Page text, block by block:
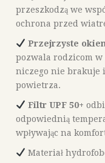
przeszkodzą we
ochrona przed
Przejrzyste
pozwala rodzicom
niczego nie brakuje
powietrza.
Filtr UPF 50+
odpowiednią
wpływając na
Materiał